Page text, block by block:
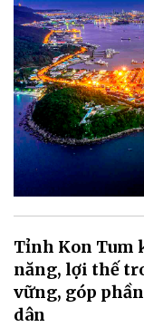
Tỉnh Kon Tum
năng, lợi thế
vững, góp
dân